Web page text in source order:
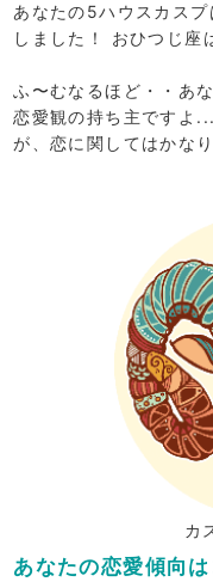
あなたの5ハウスカスプ
しました！ おひつじ座
ふ〜むなるほど・・あ
恋愛観の持ち主ですよ
が、恋に関してはかな
カ
あなたの恋愛傾向は